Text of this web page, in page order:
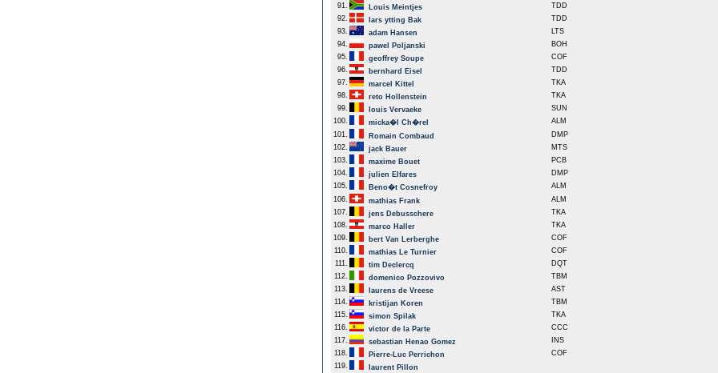
91.
Louis Meintjes TDD
92.
lars ytting Bak TDD
93.
adam Hansen LTS
94.
pawel Poljanski BOH
95.
geoffrey Soupe COF
96.
bernhard Eisel TDD
97.
marcel Kittel TKA
98.
reto Hollenstein TKA
99.
louis Vervaeke SUN
100.
micka�l Ch�rel ALM
101.
Romain Combaud DMP
102.
jack Bauer MTS
103.
maxime Bouet PCB
104.
julien Elfares DMP
105.
Beno�t Cosnefroy ALM
106.
mathias Frank ALM
107.
jens Debusschere TKA
108.
marco Haller TKA
109.
bert Van Lerberghe COF
110.
mathias Le Turnier COF
111.
tim Declercq DQT
112.
domenico Pozzovivo TBM
113.
laurens de Vreese AST
114.
kristijan Koren TBM
115.
simon Spilak TKA
116.
victor de la Parte CCC
117.
sebastian Henao Gomez INS
118.
Pierre-Luc Perrichon COF
119.
laurent Pillon